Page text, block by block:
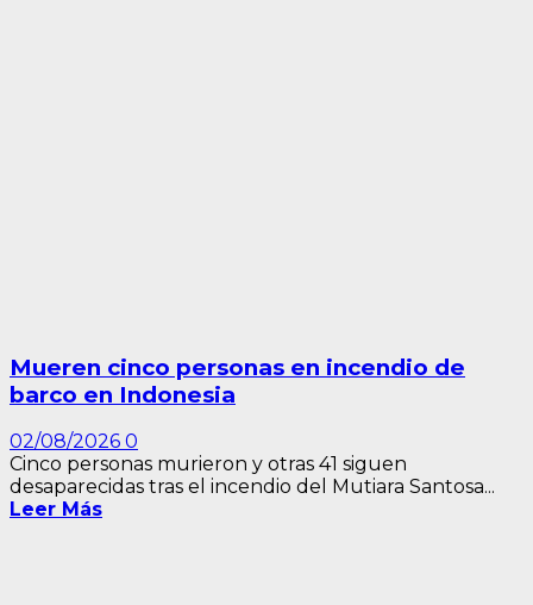
Mueren cinco personas en incendio de
barco en Indonesia
02/08/2026 0
Cinco personas murieron y otras 41 siguen
desaparecidas tras el incendio del Mutiara Santosa...
Leer Más